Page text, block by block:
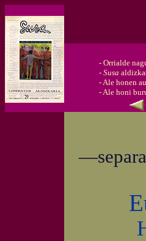
- Orrialde
- Susa
-Ale honen
-Ale honi